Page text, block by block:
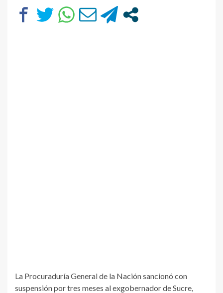
La Procuraduría General de la Nación sancionó con
suspensión por tres meses al exgobernador de Sucre,